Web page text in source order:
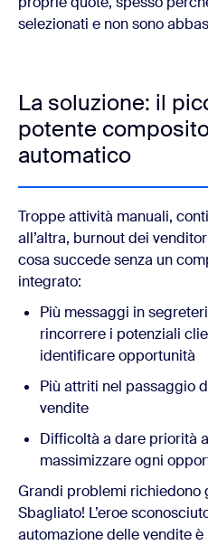
selezionati e non sono
La soluzione: il
potente
automatico
Troppe attività manuali,
all’altra, burnout dei
cosa succede senza un
integrato:
Più messaggi in
rincorrere i potenziali
identificare opportunità
Più attriti nel passaggio
vendite
Difficoltà a dare priorità
massimizzare ogni
Grandi problemi richiedono
Sbagliato! L’eroe
automazione delle vendite